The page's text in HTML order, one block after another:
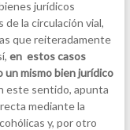
jurídicos
la circulación vial,
que reiteradamente
en estos casos
un mismo bien jurídico
este sentido, apunta
mediante la
y, por otro